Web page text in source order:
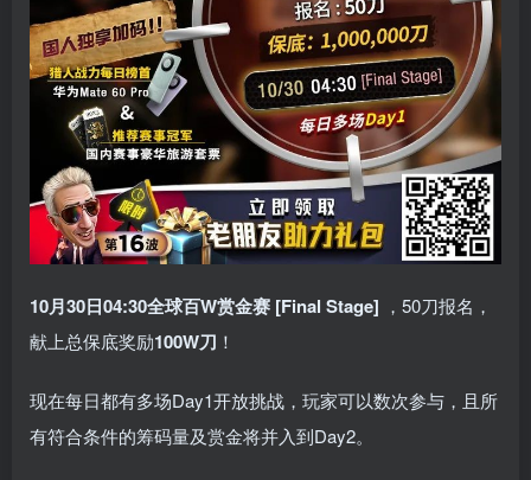
10月30日04:30全球百W赏金赛 [Final Stage] ，50刀报名，
献上总保底奖励100W刀 ！
现在每日都有多场Day1开放挑战，玩家可以数次参与，且所
有符合条件的筹码量及赏金将并入到Day2。